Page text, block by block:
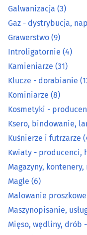
Kominiarze(8)
Kosmetyki -
Ksero, bindowanie,
Kwiaty - producenci,
Magazyny, kontenery,
Magle(6)
Malowanie proszkowe
Maszynopisanie,
Galwanizacja (3)
Gaz - dystrybucja,
Grawerstwo (9)
Introligatornie (4)
Kamieniarze (31)
Klucze - dorabianie
Kominiarze (8)
Kosmetyki -
Ksero, bindowanie,
Kuśnierze i futrzarze
Kwiaty - producenci,
Magazyny,
Magle (6)
Malowanie proszkowe
Maszynopisanie,
Mięso, wędliny, drób